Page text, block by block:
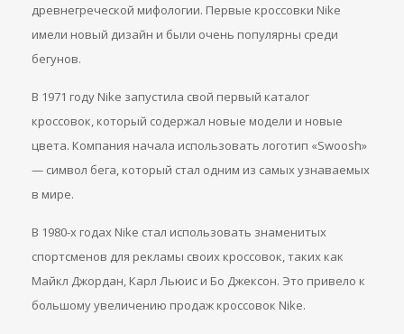
древнегреческой мифологии. Первые кроссовки Nike
имели новый дизайн и были очень популярны среди
бегунов.
В 1971 году Nike запустила свой первый каталог
кроссовок, который содержал новые модели и новые
цвета. Компания начала использовать логотип «Swoosh»
— символ бега, который стал одним из самых узнаваемых
в мире.
В 1980-х годах Nike стал использовать знаменитых
спортсменов для рекламы своих кроссовок, таких как
Майкл Джордан, Карл Льюис и Бо Джексон. Это привело к
большому увеличению продаж кроссовок Nike.